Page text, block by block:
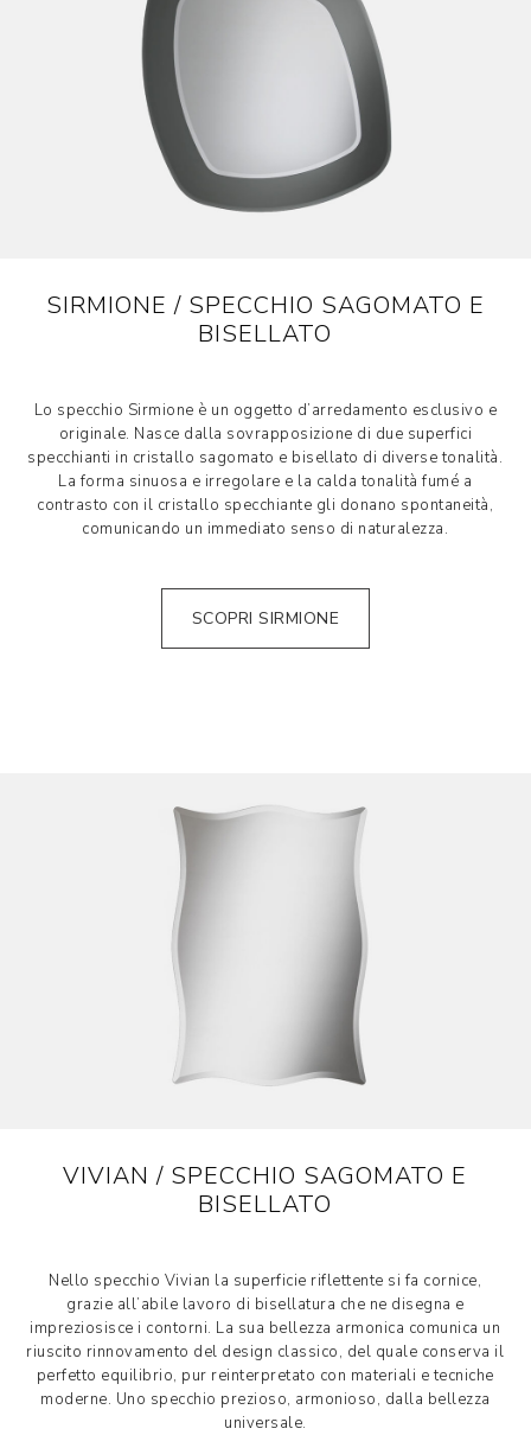
SIRMIONE / SPECCHIO SAGOMATO E
BISELLATO
Lo specchio Sirmione è un oggetto d’arredamento esclusivo e
originale. Nasce dalla sovrapposizione di due superfici
specchianti in cristallo sagomato e bisellato di diverse tonalità.
La forma sinuosa e irregolare e la calda tonalità fumé a
contrasto con il cristallo specchiante gli donano spontaneità,
comunicando un immediato senso di naturalezza.
SCOPRI SIRMIONE
VIVIAN / SPECCHIO SAGOMATO E
BISELLATO
Nello specchio Vivian la superficie riflettente si fa cornice,
grazie all’abile lavoro di bisellatura che ne disegna e
impreziosisce i contorni. La sua bellezza armonica comunica un
riuscito rinnovamento del design classico, del quale conserva il
perfetto equilibrio, pur reinterpretato con materiali e tecniche
moderne. Uno specchio prezioso, armonioso, dalla bellezza
universale.